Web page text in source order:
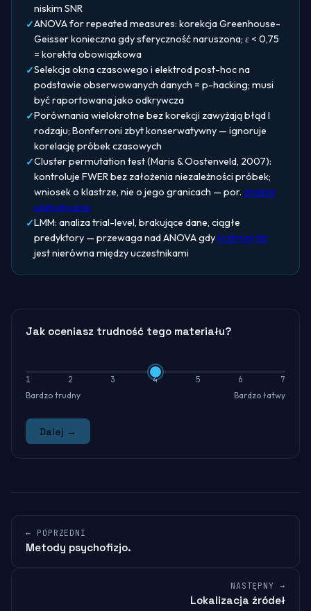
niskim SNR
ANOVA for repeated measures: korekcja Greenhouse-
Geisser konieczna gdy sferyczność naruszona; ε < 0,75
= korekta obowiązkowa
Selekcja okna czasowego i elektrod post-hoc na
podstawie obserwowanych danych = p-hacking; musi
być raportowana jako odkrywcza
Porównania wielokrotne bez korekcji zawyżają błąd I
rodzaju; Bonferroni zbyt konserwatywny — ignoruje
korelację próbek czasowych
Cluster permutation test (Maris & Oostenveld, 2007):
kontroluje FWER bez założenia niezależności próbek;
wniosek o klastrze, nie o jego granicach — por. analiza
statystyczna
LMM: analiza trial-level, brakujące dane, ciągłe
predyktory — przewaga nad ANOVA gdyliczba prób
jest nierówna między uczestnikami
Jak oceniasz trudność tego materiału?
1 2 3 4 5 6
7
Bardzo trudny
Bardzo łatwy
Dalej →
← POPRZEDNI
Metody psychofizjo.
NASTĘPNY →
Lokalizacja źródeł